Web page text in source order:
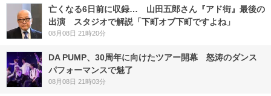
亡くなる6日前に収録… 山田五郎さん『アド街』最後の
出演 スタジオで解説「下町オブ下町ですよね」
08月08日 21時20分
DA PUMP、30周年に向けたツアー開幕 怒涛のダンス
パフォーマンスで魅了
08月08日 21時03分